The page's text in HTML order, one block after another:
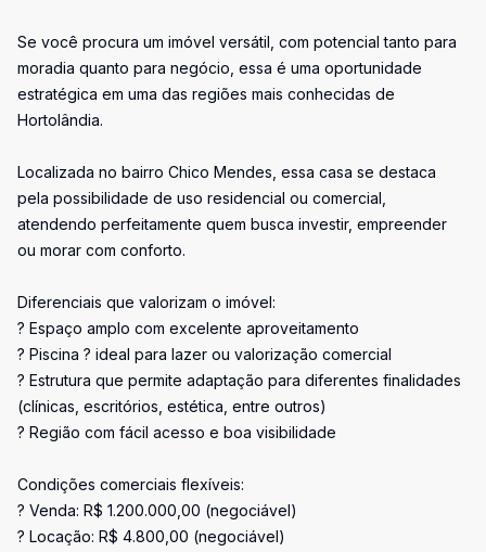
Se você procura um imóvel versátil, com potencial tanto para
moradia quanto para negócio, essa é uma oportunidade
estratégica em uma das regiões mais conhecidas de
Hortolândia.
Localizada no bairro Chico Mendes, essa casa se destaca
pela possibilidade de uso residencial ou comercial,
atendendo perfeitamente quem busca investir, empreender
ou morar com conforto.
Diferenciais que valorizam o imóvel:
? Espaço amplo com excelente aproveitamento
? Piscina ? ideal para lazer ou valorização comercial
? Estrutura que permite adaptação para diferentes finalidades
(clínicas, escritórios, estética, entre outros)
? Região com fácil acesso e boa visibilidade
Condições comerciais flexíveis:
? Venda: R$ 1.200.000,00 (negociável)
? Locação: R$ 4.800,00 (negociável)